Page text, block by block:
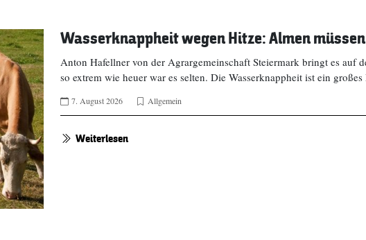
Wasserknappheit wegen Hitze: Almen
Anton Hafellner von der Agrargemeinschaft Steiermark bringt es auf
so extrem wie heuer war es selten. Die Wasserknappheit ist ein
7. August 2026 Allgemein
Weiterlesen